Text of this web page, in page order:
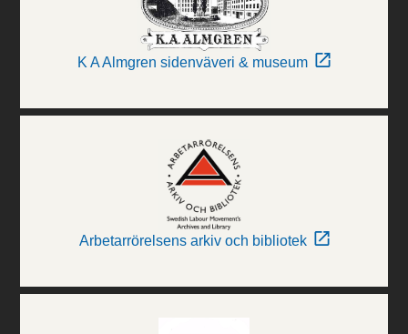
K A Almgren sidenväveri & museum
Arbetarrörelsens arkiv och bibliotek